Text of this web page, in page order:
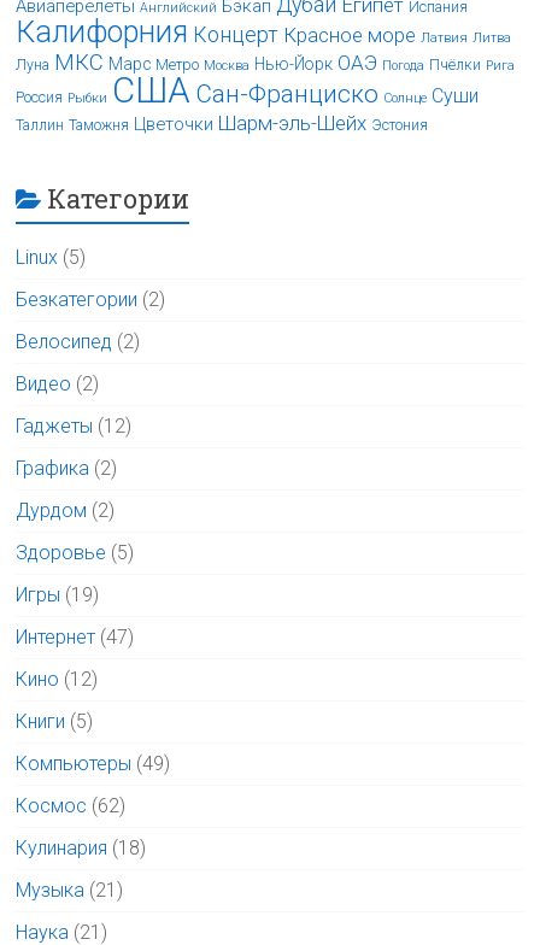
Авиаперелёты Английский Бэкап Испания
Калифорния Концерт Красное море Латвия Литва
Луна МКС Марс Метро Москва Нью-Йорк ОАЭ Погода Пчёлки Рига
Россия Рыбки США Сан-Франциско Солнце Суши
Таллин Таможня Цветочки Шарм-эль-Шейх Эстония
Категории
Linux (5)
Безкатегории (2)
Велосипед (2)
Видео (2)
Гаджеты (12)
Графика (2)
Дурдом (2)
Здоровье (5)
Игры (19)
Интернет (47)
Кино (12)
Книги (5)
Компьютеры (49)
Космос (62)
Кулинария (18)
Музыка (21)
Наука (21)